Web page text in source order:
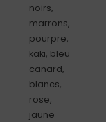
noirs,
marrons,
pourpre,
kaki, bleu
canard,
blancs,
rose,
jaune